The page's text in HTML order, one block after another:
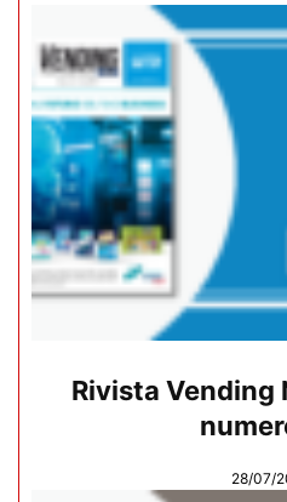
Rivista Vending
28/07/